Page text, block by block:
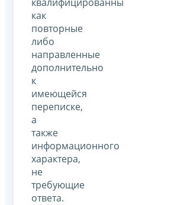
как
повторные
либо
направленные
дополнительно
к
имеющейся
переписке,
а
также
информационного
характера,
не
требующие
ответа.